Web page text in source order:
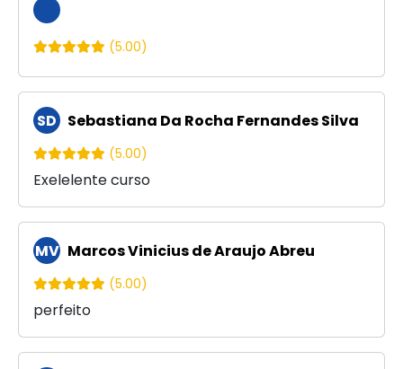
(5.00)
SD Sebastiana Da Rocha Fernandes Silva
(5.00)
Exelelente curso
MV Marcos Vinicius de Araujo Abreu
(5.00)
perfeito